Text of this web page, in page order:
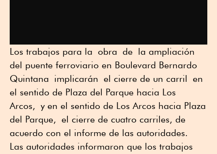
Los trabajos para la obra de la ampliación
del puente ferroviario en Boulevard Bernardo
Quintana implicarán el cierre de un carril en
el sentido de Plaza del Parque hacia Los
Arcos, y en el sentido de Los Arcos hacia Plaza
del Parque, el cierre de cuatro carriles, de
acuerdo con el informe de las autoridades.
Las autoridades informaron que los trabajos